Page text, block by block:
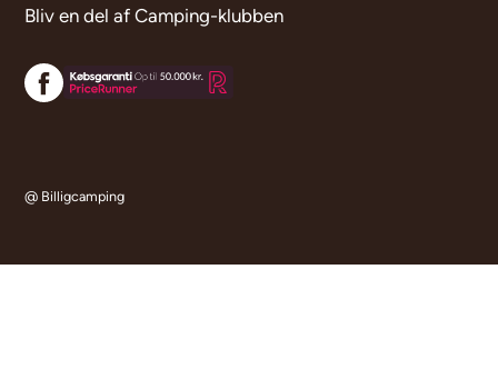
Bliv en del af Camping-klubben
@ Billigcamping